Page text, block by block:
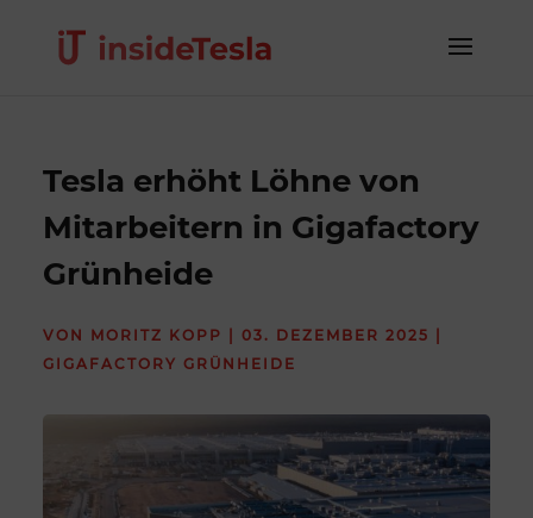
Tesla erhöht Löhne von
Mitarbeitern in Gigafactory
Grünheide
VON MORITZ KOPP |03. DEZEMBER 2025
GIGAFACTORY GRÜNHEIDE